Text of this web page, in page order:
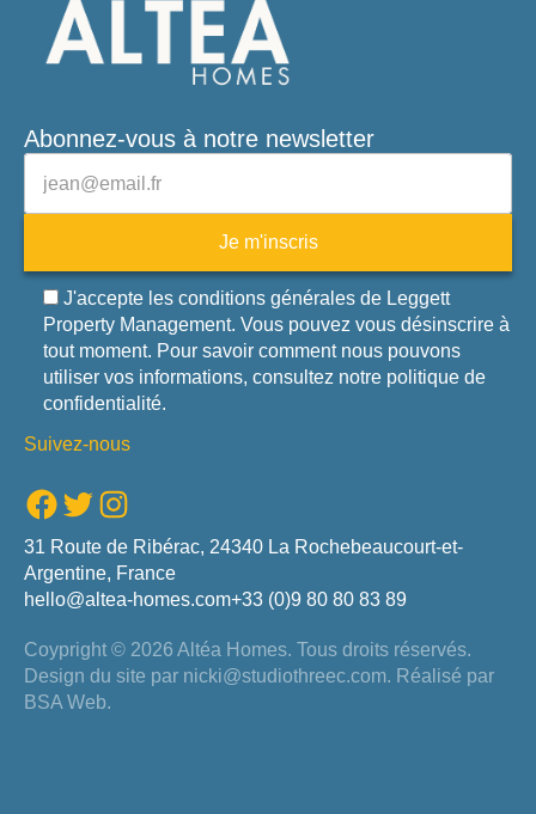
Abonnez-vous à notre newsletter
Je m'inscris
J'accepte les conditions générales de Leggett
Property Management. Vous pouvez vous désinscrire à
tout moment. Pour savoir comment nous pouvons
utiliser vos informations, consultez notre politique de
confidentialité.
Suivez-nous
Facebook Twitter Instagram
31 Route de Ribérac, 24340 La Rochebeaucourt-et-
Argentine, France
hello@altea-homes.com+33 (0)9 80 80 83 89
Coypright © 2026 Altéa Homes. Tous droits réservés.
Design du site par nicki@studiothreec.com. Réalisé par
BSA Web.